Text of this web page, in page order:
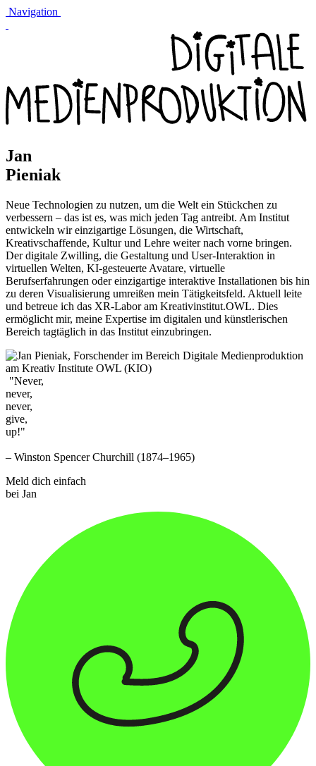
Navigation
Jan
Pieniak
Neue Technologien zu nutzen, um die Welt ein Stückchen zu
verbessern – das ist es, was mich jeden Tag antreibt. Am Institut
entwickeln wir einzigartige Lösungen, die Wirtschaft,
Kreativschaffende, Kultur und Lehre weiter nach vorne bringen.
Der digitale Zwilling, die Gestaltung und User-Interaktion in
virtuellen Welten, KI-gesteuerte Avatare, virtuelle
Berufserfahrungen oder einzigartige interaktive Installationen bis hin
zu deren Visualisierung umreißen mein Tätigkeitsfeld. Aktuell leite
und betreue ich das XR-Labor am Kreativinstitut.OWL. Dies
ermöglicht mir, meine Expertise im digitalen und künstlerischen
Bereich tagtäglich in das Institut einzubringen.
"Never,
never,
never,
give,
up!"
– Winston Spencer Churchill (1874–1965)
Meld dich einfach
bei Jan